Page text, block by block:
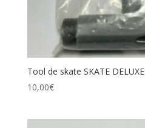
Tool de skate SKATE DELUXE
10,00€